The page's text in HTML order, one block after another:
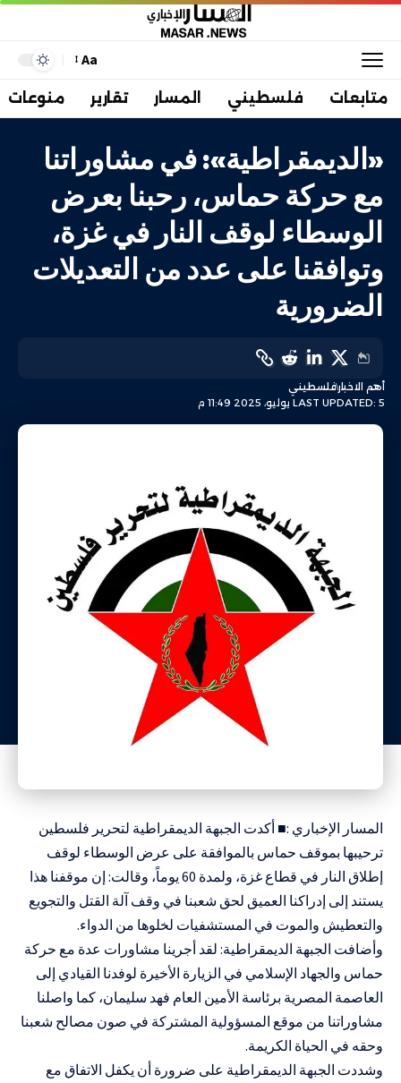
Aa
متابعات فلسطيني المسار تقارير منوعات
«الديمقراطية»: في مشاوراتنا
مع حركة حماس، رحبنا بعرض
الوسطاء لوقف النار في غزة،
وتوافقنا على عدد من التعديلات
الضرورية
LAST UPDATED: 5 يوليو، 2025 11:49 م
أهم الاخبارفلسطيني
المسار الإخباري :■ أكدت الجبهة الديمقراطية لتحرير فلسطين
ترحيبها بموقف حماس بالموافقة على عرض الوسطاء لوقف
إطلاق النار في قطاع غزة، ولمدة 60 يوماً، وقالت: إن موقفنا هذا
يستند إلى إدراكنا العميق لحق شعبنا في وقف آلة القتل والتجويع
والتعطيش والموت في المستشفيات لخلوها من الدواء.
وأضافت الجبهة الديمقراطية: لقد أجرينا مشاورات عدة مع حركة
حماس والجهاد الإسلامي في الزيارة الأخيرة لوفدنا القيادي إلى
العاصمة المصرية برئاسة الأمين العام فهد سليمان، كما واصلنا
مشاوراتنا من موقع المسؤولية المشتركة في صون مصالح شعبنا
وحقه في الحياة الكريمة.
وشددت الجبهة الديمقراطية على ضرورة أن يكفل الاتفاق مع